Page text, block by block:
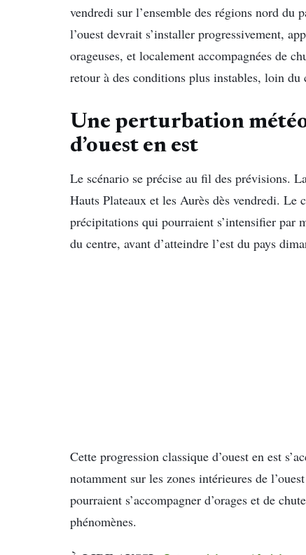
vendredi sur l’ensemble des régions nord du
l’ouest devrait s’installer progressivement,
orageuses, et localement accompagnées de
retour à des conditions plus instables, loin du
Une perturbation
d’ouest en est
Le scénario se précise au fil des prévisions.
Hauts Plateaux et les Aurès dès vendredi. Le
précipitations qui pourraient s’intensifier par
du centre, avant d’atteindre l’est du pays
Cette progression classique d’ouest en est
notamment sur les zones intérieures de
pourraient s’accompagner d’orages et de
phénomènes.